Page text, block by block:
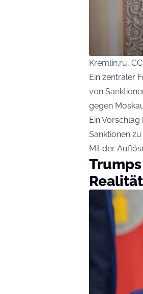
Kremlin.ru,
Ein zentraler
von
gegen
Ein
Sanktionen
Mit der
Realität